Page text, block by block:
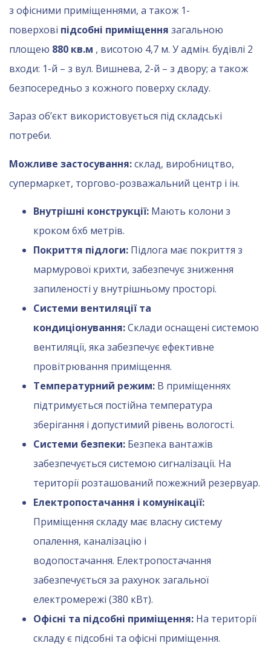
з офісними приміщеннями, а також 1-
поверхові підсобні приміщення загальною
площею 880 кв.м , висотою 4,7 м. У адмін. будівлі 2
входи: 1-й – з вул. Вишнева, 2-й – з двору; а також
безпосередньо з кожного поверху складу.
Зараз об’єкт використовується під складські
потреби.
Можливе застосування:склад, виробництво,
супермаркет, торгово-розважальний центр і ін.
Внутрішні конструкції: Мають колони з
кроком 6х6 метрів.
Покриття підлоги: Підлога має покриття з
мармурової крихти, забезпечує зниження
запиленості у внутрішньому просторі.
Системи вентиляції та
кондиціонування:Склади оснащені системою
вентиляції, яка забезпечує ефективне
провітрювання приміщення.
Температурний режим: В приміщеннях
підтримується постійна температура
зберігання і допустимий рівень вологості.
Системи безпеки: Безпека вантажів
забезпечується системою сигналізації. На
території розташований пожежний резервуар.
Електропостачання і комунікації:
Приміщення складу має власну систему
опалення, каналізацію і
водопостачання. Електропостачання
забезпечується за рахунок загальної
електромережі (380 кВт).
Офісні та підсобні приміщення: На території
складу є підсобні та офісні приміщення.